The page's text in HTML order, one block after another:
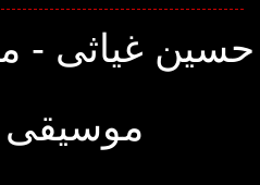
غیاثی -
موسیقی